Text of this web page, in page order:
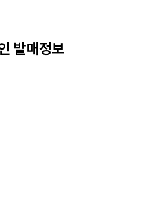
발매정보